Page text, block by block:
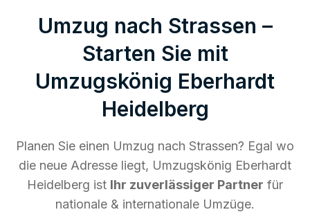
Umzug nach Strassen –
Starten Sie mit
Umzugskönig Eberhardt
Heidelberg
Planen Sie einen Umzug nach Strassen? Egal wo
die neue Adresse liegt, Umzugskönig Eberhardt
Heidelberg ist Ihr zuverlässiger Partner für
nationale & internationale Umzüge.